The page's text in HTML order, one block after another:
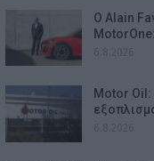
Ο Alain
MotorOne:
Motor